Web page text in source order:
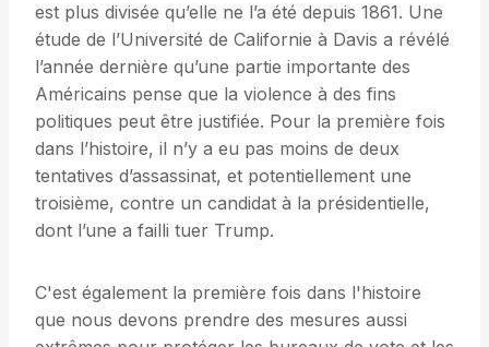
est plus divisée qu’elle ne l’a été depuis 1861. Une
étude de l’Université de Californie à Davis a révélé
l’année dernière qu’une partie importante des
Américains pense que la violence à des fins
politiques peut être justifiée. Pour la première fois
dans l’histoire, il n’y a eu pas moins de deux
tentatives d’assassinat, et potentiellement une
troisième, contre un candidat à la présidentielle,
dont l’une a failli tuer Trump.
C'est également la première fois dans l'histoire
que nous devons prendre des mesures aussi